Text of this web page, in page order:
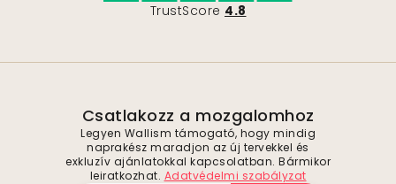
TrustScore 4.8
Csatlakozz a mozgalomhoz
Legyen Wallism támogató, hogy mindig
naprakész maradjon az új tervekkel és
exkluzív ajánlatokkal kapcsolatban. Bármikor
leiratkozhat. Adatvédelmi szabályzat